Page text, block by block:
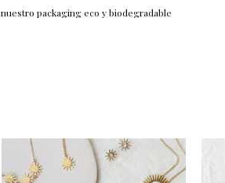
nuestro packaging eco y biodegradable